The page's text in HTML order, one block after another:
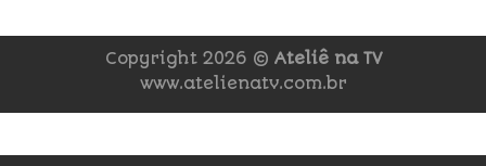
Copyright 2026 © Ateliê na TV
www.atelienatv.com.br